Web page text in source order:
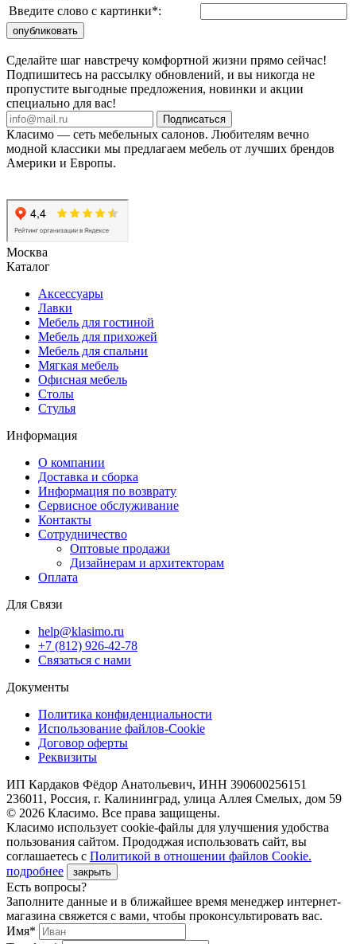
Введите слово с картинки*:
Сделайте шаг навстречу комфортной жизни прямо сейчас!
Подпишитесь на рассылку обновлений, и вы никогда не
пропустите выгодные предложения, новинки и акции
специально для вас!
Подписаться
Класимо — cеть мебельных салонов. Любителям вечно
модной классики мы предлагаем мебель от лучших брендов
Америки и Европы.
Москва
Каталог
Аксессуары
Лавки
Мебель для гостиной
Мебель для прихожей
Мебель для спальни
Мягкая мебель
Офисная мебель
Столы
Стулья
Информация
О компании
Доставка и сборка
Информация по возврату
Сервисное обслуживание
Контакты
Сотрудничество
Оптовые продажи
Дизайнерам и архитекторам
Оплата
Для Связи
help@klasimo.ru
+7 (812) 926-42-78
Связаться с нами
Документы
Политика конфиденциальности
Использование файлов-Cookie
Договор оферты
Реквизиты
ИП Кардаков Фёдор Анатольевич, ИНН 390600256151
236011, Россия, г. Калининград, улица Аллея Смелых, дом 59
© 2026 Класимо. Все права защищены.
Класимо использует cookie-файлы для улучшения удобства
пользования сайтом. Прододжая использовать сайт, вы
соглашаетесь с Политикой в отношении файлов Сookie.
подробнее
закрыть
Есть вопросы?
Заполните данные и в ближайшее время менеджер интернет-
магазина свяжется с вами, чтобы проконсультировать вас.
Имя*